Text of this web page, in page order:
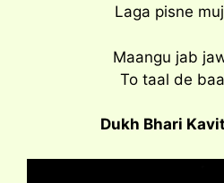
Laga pisne
Maangu jab
To taal de
Dukh Bhari